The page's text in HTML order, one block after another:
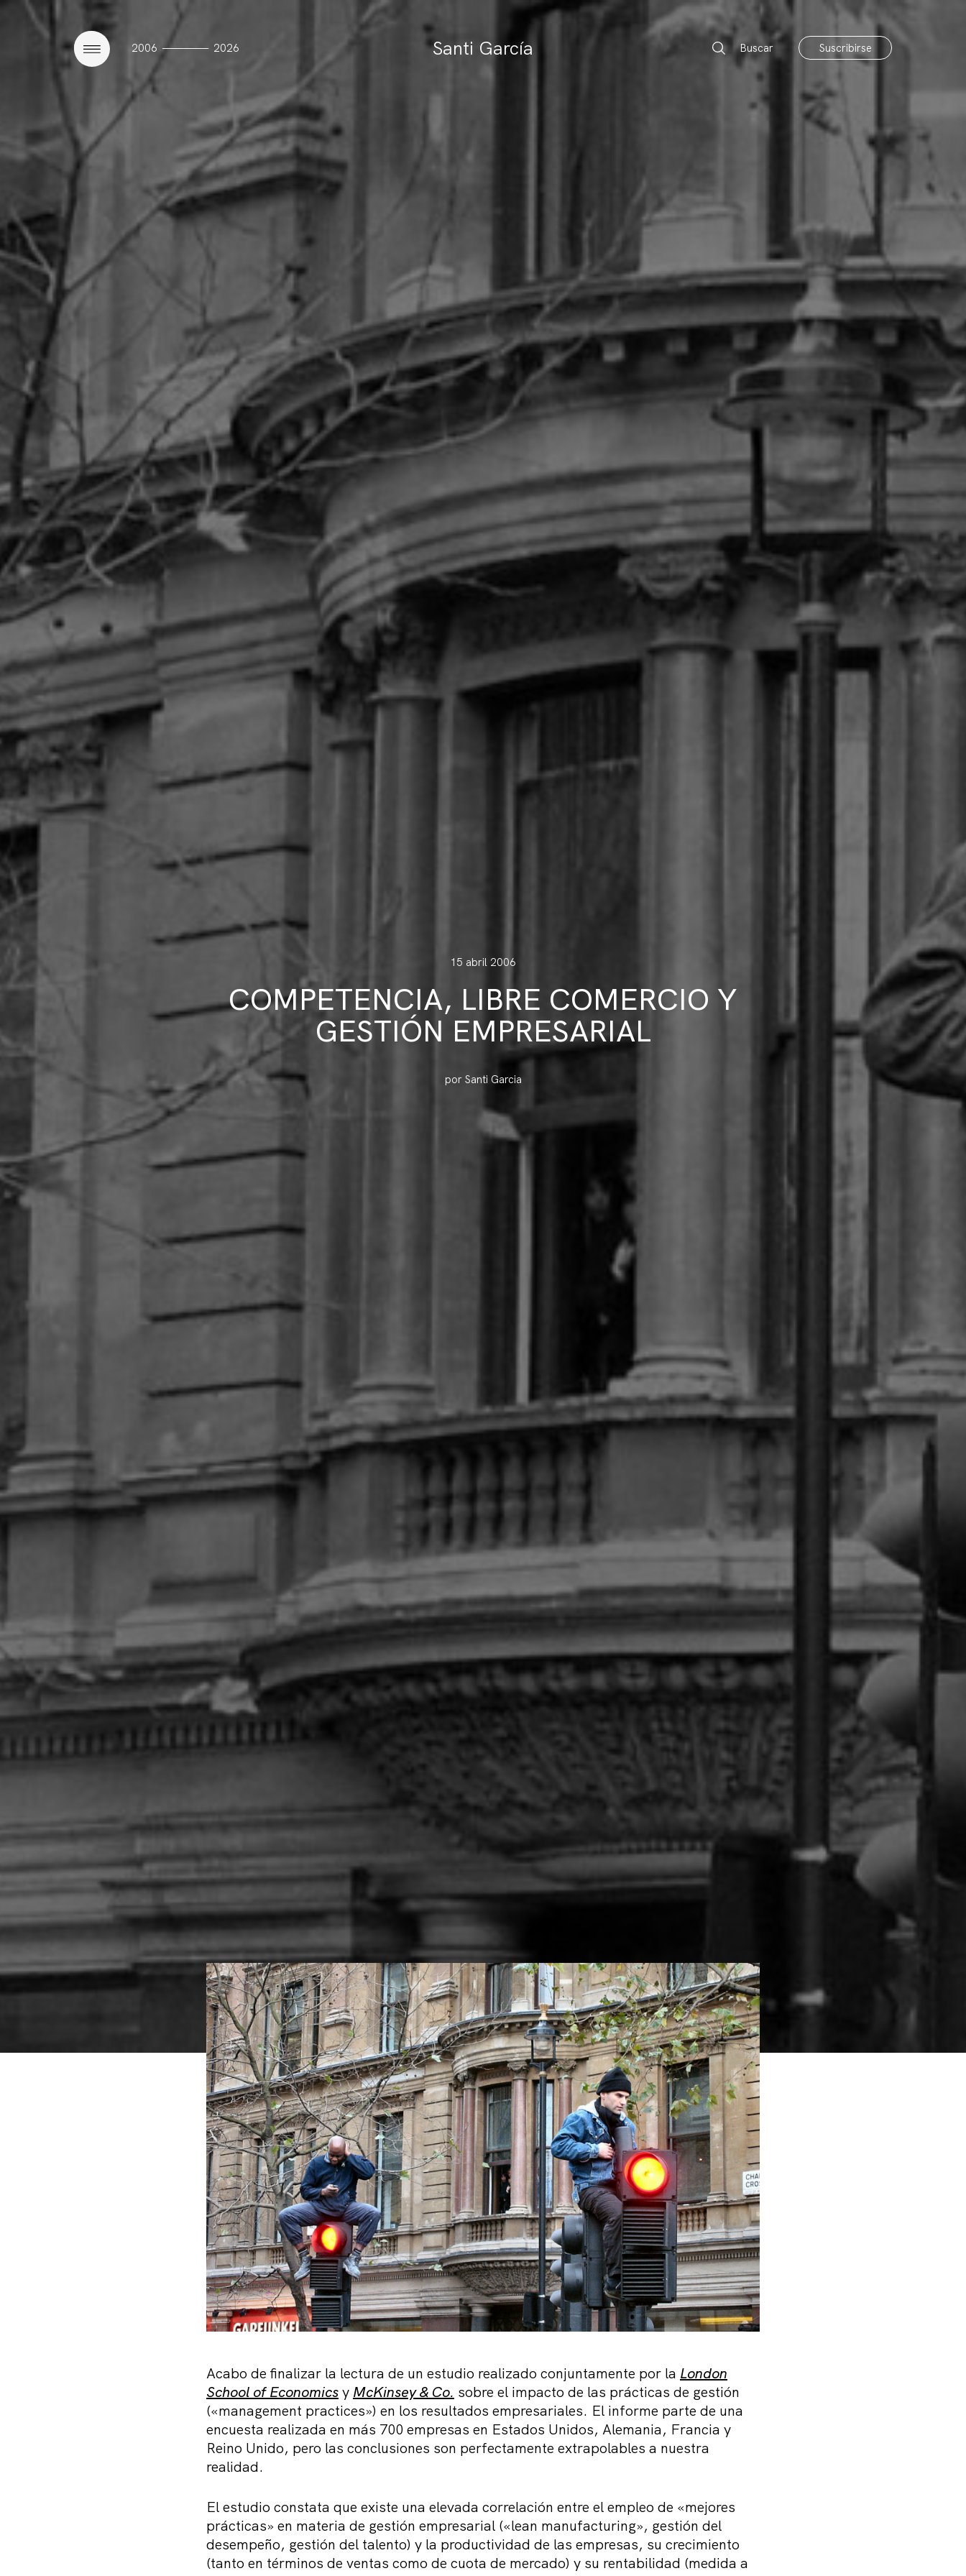
Santi García
2006 ———— 2026 Buscar Suscribirse
Artículos
Charlas y conferencias
Sobre este blog
Contacto
15 abril 2006
COMPETENCIA, LIBRE COMERCIO Y
GESTIÓN EMPRESARIAL
por Santi Garcia
Acabo de finalizar la lectura de un estudio realizado conjuntamente por la London
School of Economicsy McKinsey & Co. sobre el impacto de las prácticas de gestión
(«management practices») en los resultados empresariales. El informe parte de una
encuesta realizada en más 700 empresas en Estados Unidos, Alemania, Francia y
Reino Unido, pero las conclusiones son perfectamente extrapolables a nuestra
realidad.
El estudio constata que existe una elevada correlación entre el empleo de «mejores
prácticas» en materia de gestión empresarial («lean manufacturing», gestión del
desempeño, gestión del talento) y la productividad de las empresas, su crecimiento
(tanto en términos de ventas como de cuota de mercado) y su rentabilidad (medida a